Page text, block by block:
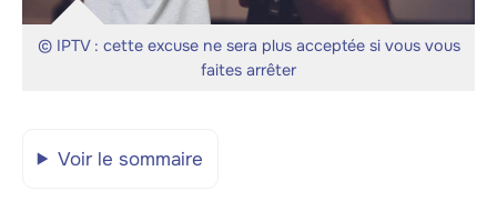
© IPTV : cette excuse ne sera plus acceptée si vous vous
faites arrêter
Voir le sommaire